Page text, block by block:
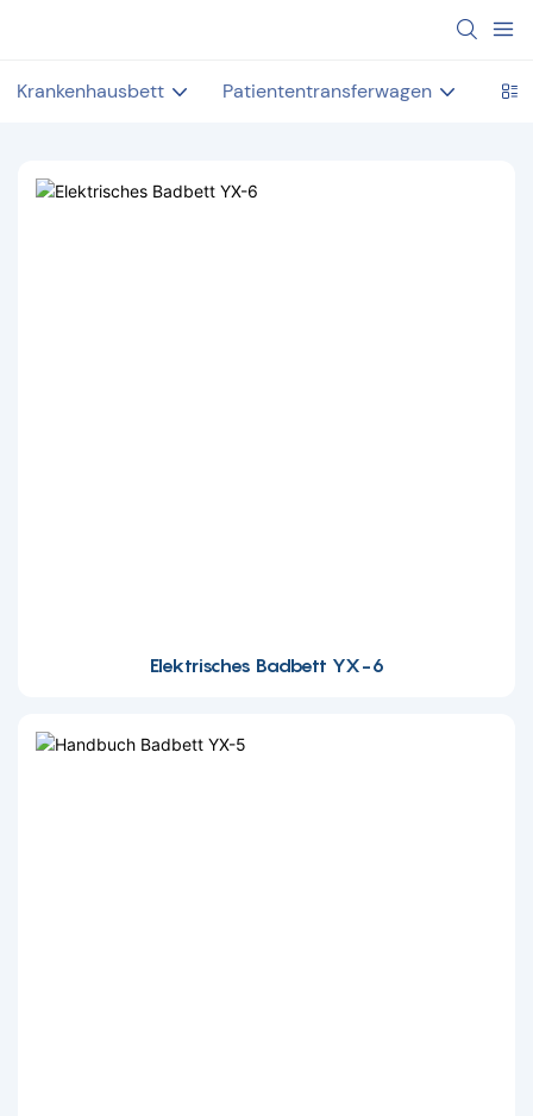
Krankenhausbett Patiententransferwagen
Elektrisches Badbett YX-6